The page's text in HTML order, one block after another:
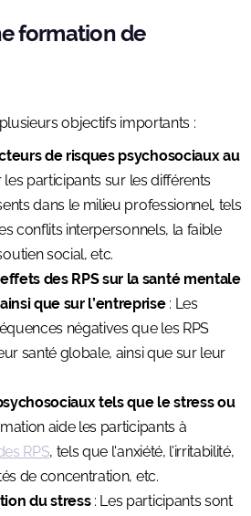
formation de
objectifs importants :
de risques psychosociaux au
participants sur les différents
dans le milieu professionnel, tels
conflits interpersonnels, la faible
social, etc.
des RPS sur la santé mentale
que sur l’entreprise: Les
négatives que les RPS
santé globale, ainsi que sur leur
tels que le stress ou
aide les participants à
RPS, tels que l'anxiété, l’irritabilité,
de concentration, etc.
du stress: Les participants sont